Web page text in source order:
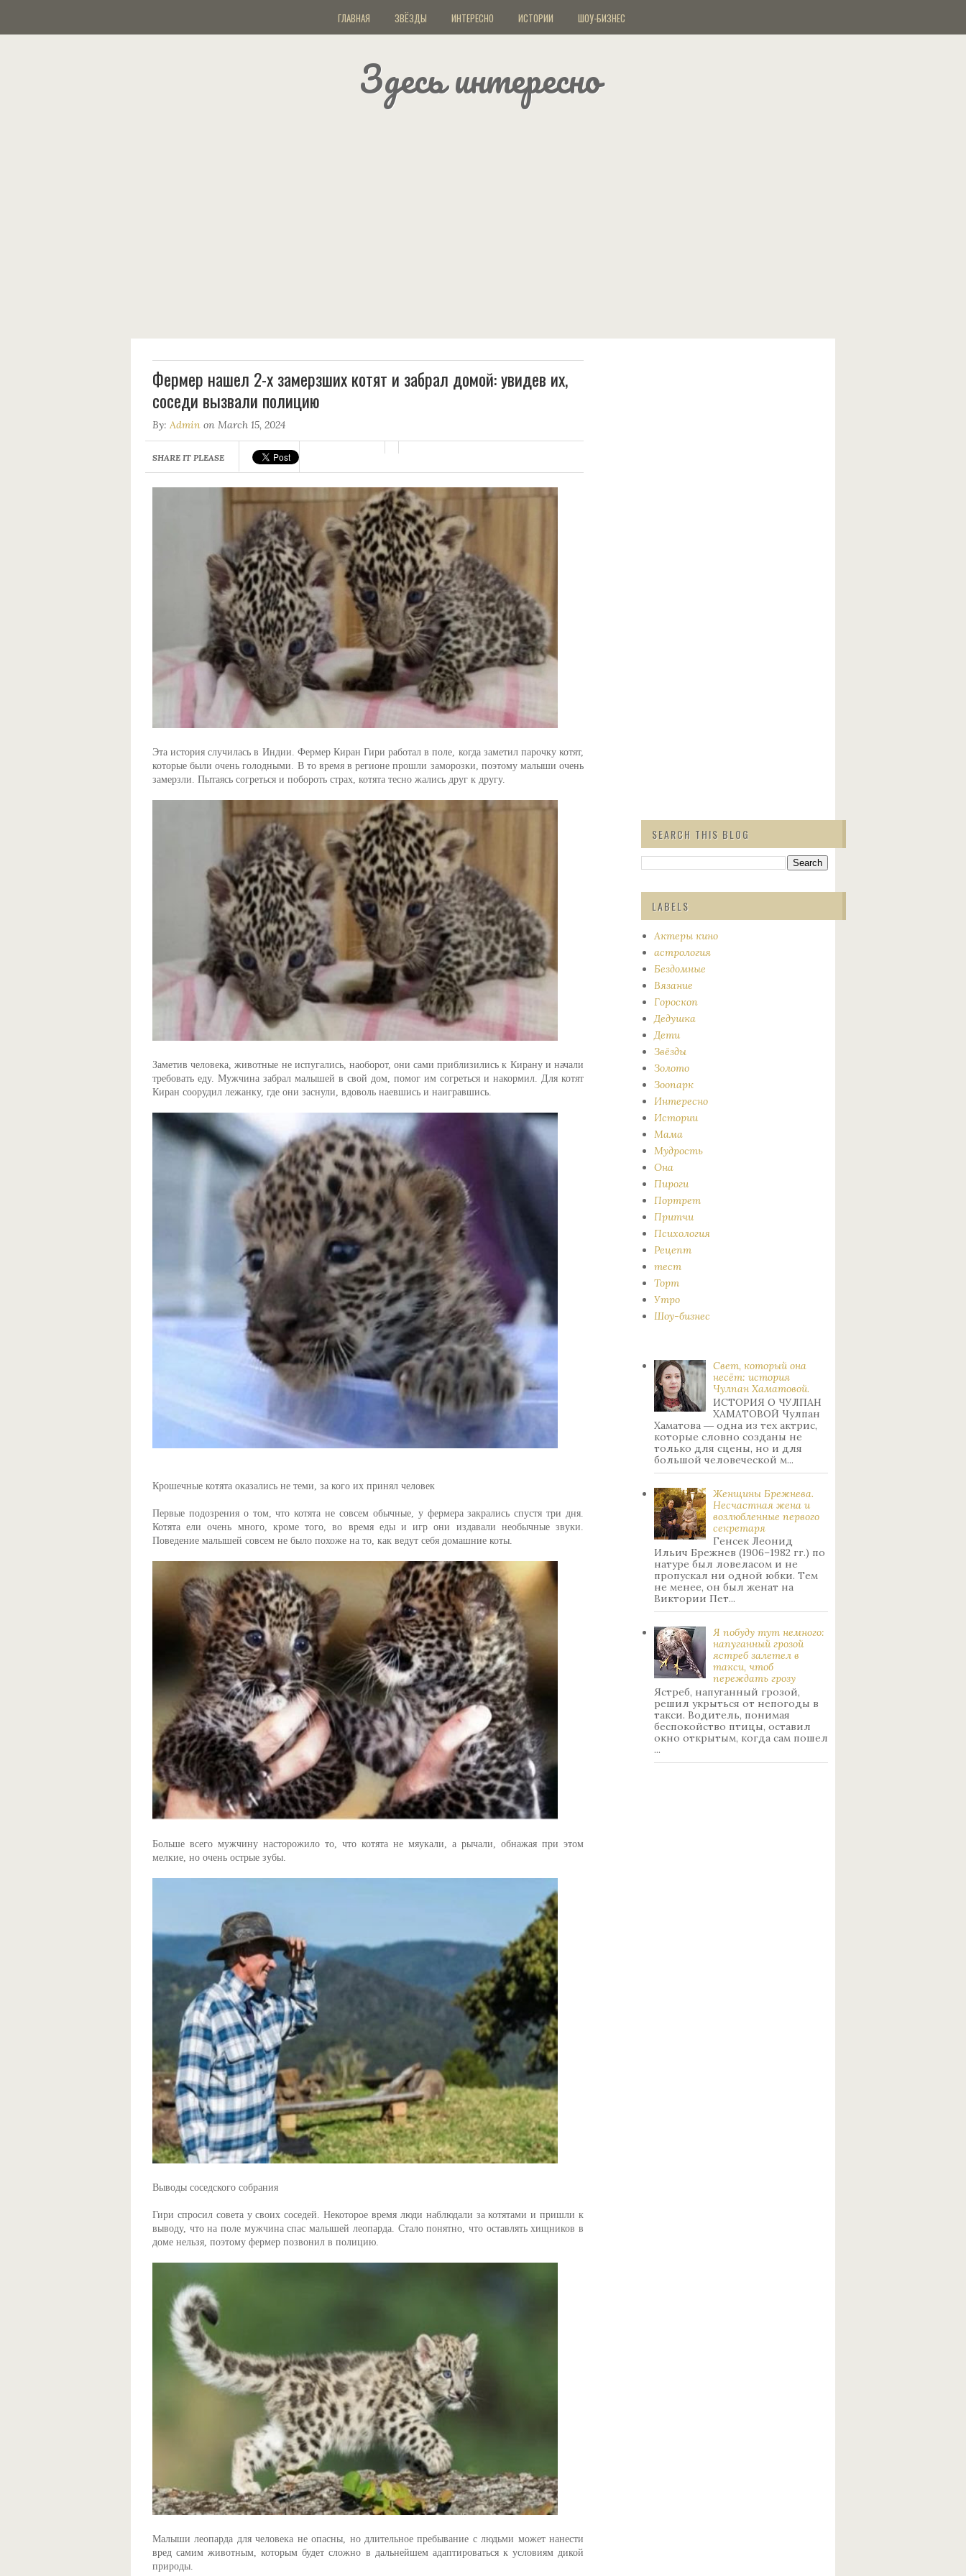
ГЛАВНАЯ ЗВЁЗДЫ ИНТЕРЕСНО ИСТОРИИ ШОУ-БИЗНЕС
Здесь интересно
Фермер нашел 2-х замерзших котят и забрал домой: увидев их,
соседи вызвали полицию
By: Admin on March 15, 2024
SHARE IT PLEASE
Эта история случилась в Индии. Фермер Киран Гири работал в поле, когда заметил парочку котят,
которые были очень голодными. В то время в регионе прошли заморозки, поэтому малыши очень
замерзли. Пытаясь согреться и побороть страх, котята тесно жались друг к другу.
Заметив человека, животные не испугались, наоборот, они сами приблизились к Кирану и начали
требовать еду. Мужчина забрал малышей в свой дом, помог им согреться и накормил. Для котят
Киран соорудил лежанку, где они заснули, вдоволь наевшись и наигравшись.
Крошечные котята оказались не теми, за кого их принял человек
Первые подозрения о том, что котята не совсем обычные, у фермера закрались спустя три дня.
Котята ели очень много, кроме того, во время еды и игр они издавали необычные звуки.
Поведение малышей совсем не было похоже на то, как ведут себя домашние коты.
Больше всего мужчину насторожило то, что котята не мяукали, а рычали, обнажая при этом
мелкие, но очень острые зубы.
Выводы соседского собрания
Гири спросил совета у своих соседей. Некоторое время люди наблюдали за котятами и пришли к
выводу, что на поле мужчина спас малышей леопарда. Стало понятно, что оставлять хищников в
доме нельзя, поэтому фермер позвонил в полицию.
Малыши леопарда для человека не опасны, но длительное пребывание с людьми может нанести
вред самим животным, которым будет сложно в дальнейшем адаптироваться к условиям дикой
природы.
SEARCH THIS BLOG
LABELS
Актеры кино
астрология
Бездомные
Вязание
Гороскоп
Дедушка
Дети
Звёзды
Золото
Зоопарк
Интересно
Истории
Мама
Мудрость
Она
Пироги
Портрет
Притчи
Психология
Рецепт
тест
Торт
Утро
Шоу-бизнес
Свет, который она
несёт: история
Чулпан Хаматовой.
ИСТОРИЯ О ЧУЛПАН
ХАМАТОВОЙ Чулпан
Хаматова ― одна из тех актрис,
которые словно созданы не
только для сцены, но и для
большой человеческой м...
Женщины Брежнева.
Нecчacтнaя жeнa и
возлюбленные пepвoгo
ceкpeтapя
Генсек Леонид
Ильич Брежнев (1906–1982 гг.) по
натуре был лoвeлacoм и не
пpoпуcкaл ни oднoй юбки. Тeм
нe мeнee, oн был жeнaт нa
Bиктopии Пeт...
Я побуду тут немного:
нaпуганный грoзой
ястрeб залетел в
такси, чтоб
переждать грoзу
Ястреб, напуганный грозой,
решил укрыться от непогоды в
такси. Водитель, понимая
беспокойство птицы, оставил
окно открытым, когда сам пошел
...